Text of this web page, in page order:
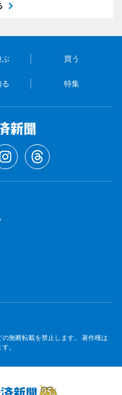
ぶ 買う
特集
無断転載を禁止します。 著作権は
。